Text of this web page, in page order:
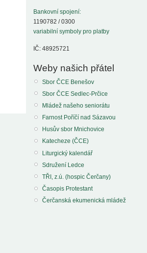
Bankovní spojení:
1190782 / 0300
variabilní symboly pro platby
IČ: 48925721
Weby našich přátel
Sbor ČCE Benešov
Sbor ČCE Sedlec-Prčice
Mládež našeho seniorátu
Farnost Poříčí nad Sázavou
Husův sbor Mnichovice
Katecheze (ČCE)
Liturgický kalendář
Sdružení Ledce
TŘI, z.ú. (hospic Čerčany)
Časopis Protestant
Čerčanská ekumenická mládež